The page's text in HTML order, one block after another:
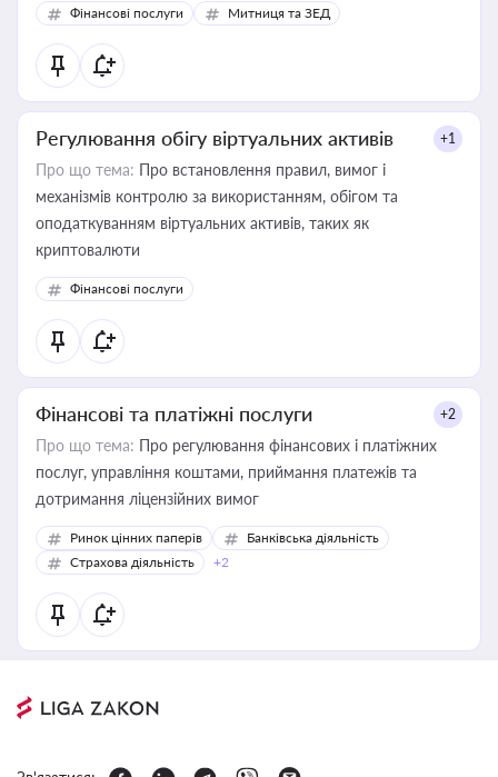
Фінансові послуги Митниця та ЗЕД
Регулювання обігу віртуальних активів +1
Про що тема: Про встановлення правил, вимог і
механізмів контролю за використанням, обігом та
оподаткуванням віртуальних активів, таких як
криптовалюти
Фінансові послуги
Фінансові та платіжні послуги +2
Про що тема: Про регулювання фінансових і платіжних
послуг, управління коштами, приймання платежів та
дотримання ліцензійних вимог
Ринок цінних паперів
Банківська діяльність
Страхова діяльність
+2